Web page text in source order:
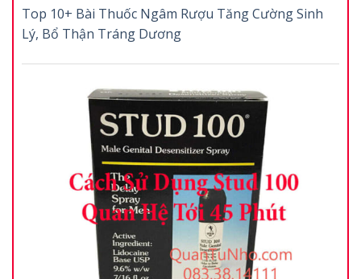
Top 10+ Bài Thuốc Ngâm Rượu Tăng Cường Sinh
Lý, Bổ Thận Tráng Dương